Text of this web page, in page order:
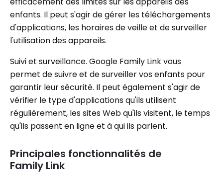
enfants. Il peut s'agir de gérer les téléchargements
d'applications, les horaires de veille et de surveiller
l'utilisation des appareils.
Suivi et surveillance. Google Family Link vous
permet de suivre et de surveiller vos enfants pour
garantir leur sécurité. Il peut également s'agir de
vérifier le type d'applications qu'ils utilisent
régulièrement, les sites Web qu'ils visitent, le temps
qu'ils passent en ligne et à qui ils parlent.
Principales fonctionnalités de
Family Link